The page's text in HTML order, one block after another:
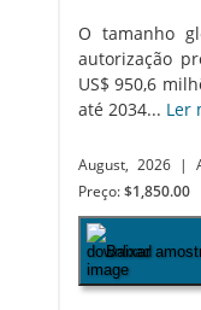
O tamanho
autorização
US$ 950,6
até 2034... Ler
August, 2026 |
Preço: $1,850.00
Baixar